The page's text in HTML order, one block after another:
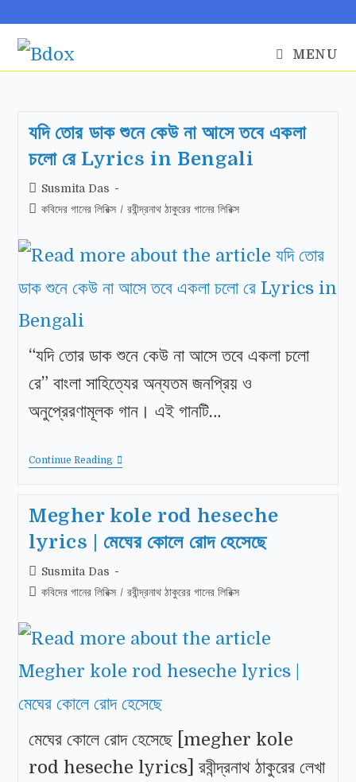
MENU
যদি তোর ডাক শুনে কেউ না আসে তবে একলা
চলো রে Lyrics in Bengali
Susmita Das
কবিদের গানের লিরিক্স / রবীন্দ্রনাথ ঠাকুরের গানের লিরিক্স
“যদি তোর ডাক শুনে কেউ না আসে তবে একলা চলো
রে” বাংলা সাহিত্যের অন্যতম জনপ্রিয় ও
অনুপ্রেরণামূলক গান। এই গানটি…
Continue Reading
Megher kole rod heseche
lyrics | মেঘের কোলে রোদ হেসেছে
Susmita Das
কবিদের গানের লিরিক্স / রবীন্দ্রনাথ ঠাকুরের গানের লিরিক্স
মেঘের কোলে রোদ হেসেছে [megher kole
rod heseche lyrics] রবীন্দ্রনাথ ঠাকুরের লেখা